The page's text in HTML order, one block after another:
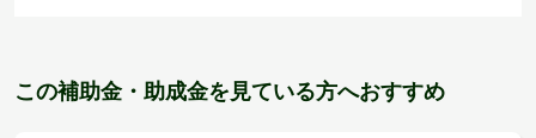
この補助金・助成金を見ている方へおすすめ